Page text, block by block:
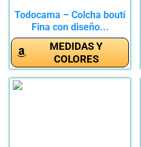
Todocama – Colcha boutí
Fina con diseño...
MEDIDAS Y
COLORES